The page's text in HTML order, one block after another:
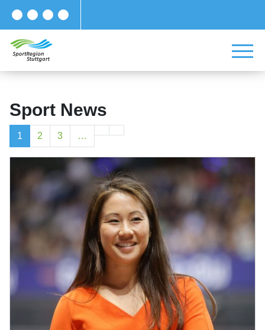
Sport News
1 2 3 …